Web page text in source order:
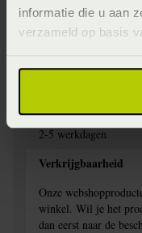
informatie die u aan
verzameld op basis
Elastiek rondom
Wasbaar op 60 graden
2-5 werkdagen
Verkrijgbaarheid
Onze
winkel. Wil je het
dan eerst naar de